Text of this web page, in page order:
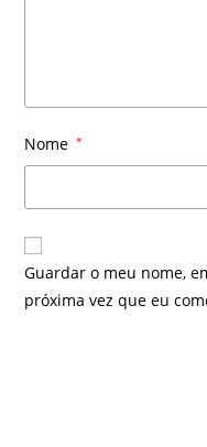
Nome *
Guardar o meu nome,
próxima vez que eu